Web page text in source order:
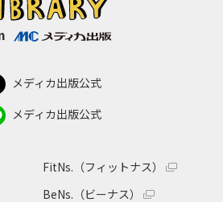
メディカ出版公式
メディカ出版公式
FitNs.（フィットナス）
BeNs.（ビーナス）